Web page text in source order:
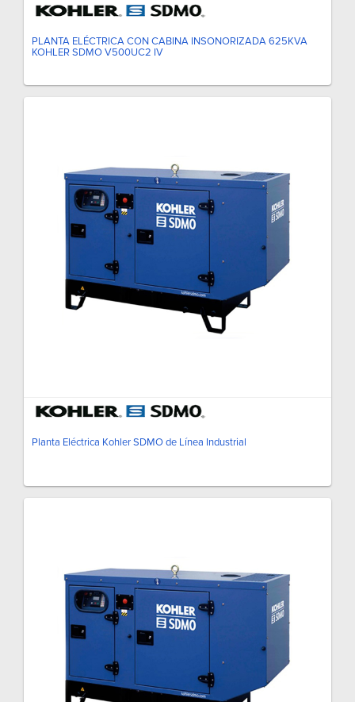
PLANTA ELÉCTRICA CON CABINA INSONORIZADA 625KVA
KOHLER SDMO V500UC2 IV
Planta Eléctrica Kohler SDMO de Línea Industrial